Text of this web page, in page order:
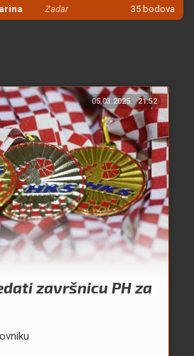
Zadar 35 bodova
05.03.2025. 21:52
završnicu PH za